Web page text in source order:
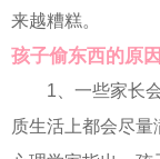
来越糟糕。
孩子偷东西的原因
1、一些家长
质生活上都会尽